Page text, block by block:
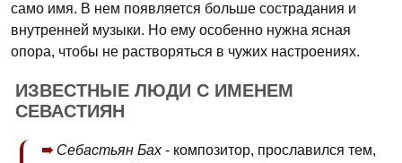
само имя. В нем появляется больше сострадания и
внутренней музыки. Но ему особенно нужна ясная
опора, чтобы не растворяться в чужих настроениях.
ИЗВЕСТНЫЕ ЛЮДИ С ИМЕНЕМ
СЕВАСТИЯН
Себастьян Бах- композитор, прославился тем,